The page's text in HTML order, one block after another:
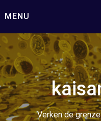
naar
inhoud
MENU
Verken de